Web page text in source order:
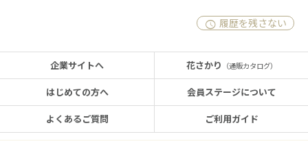
履歴を残さない
企業サイトへ
はじめての方へ
よくあるご質問
花さかり （通販カタログ）
会員ステージについて
ご利用ガイド